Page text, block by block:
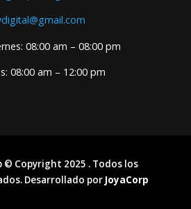
08:00 am – 08:00 pm
08:00 am – 12:00 pm
© Copyright 2025 . Todos los
Desarrollado por JoyaCorp